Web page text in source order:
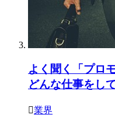
よく聞く「プロ
どんな仕事をし
業界